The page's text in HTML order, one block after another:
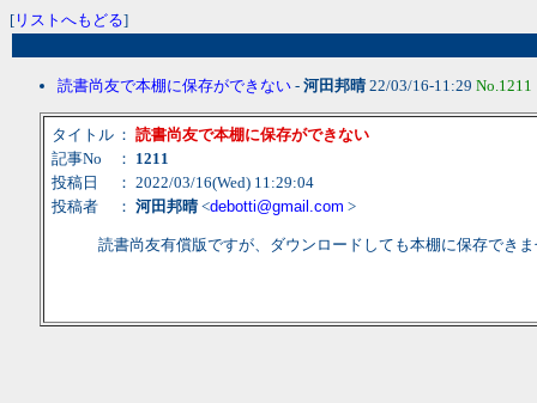
[ リストへもどる]
読書尚友で本棚に保存ができない - 河田邦晴 22/03/16-11:29 No.1211
タイトル ： 読書尚友で本棚に保存ができない
記事No
： 1211
投稿日
： 2022/03/16(Wed) 11:29:04
投稿者
： 河田邦晴<debotti@gmail.com >
読書尚友有償版ですが、ダウンロードしても本棚に保存でき